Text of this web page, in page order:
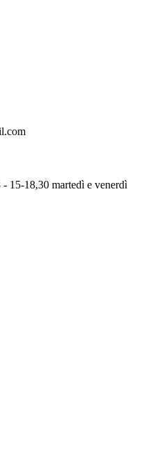
15-18,30 martedì e venerdì